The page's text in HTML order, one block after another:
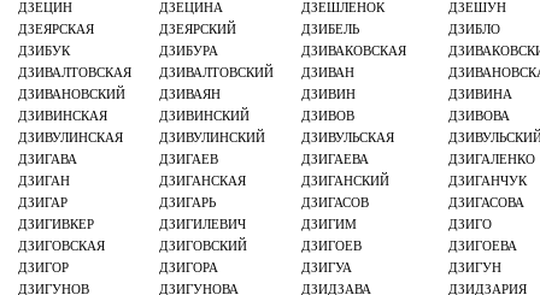
ДЗЕЦИН
ДЗЕЦИНА ДЗЕШЛЕНОК
ДЗЕШУН
ДЗЕЯРСКАЯ
ДЗЕЯРСКИЙ ДЗИБЕЛЬ
ДЗИБЛО
ДЗИБУК
ДЗИБУРА ДЗИВАКОВСКАЯ
ДЗИВАЛТОВСКАЯ
ДЗИВАЛТОВСКИЙ ДЗИВАН
ДЗИВАНОВСКИЙ
ДЗИВАЯН ДЗИВИН
ДЗИВИНА
ДЗИВИНСКАЯ
ДЗИВИНСКИЙ ДЗИВОВ
ДЗИВОВА
ДЗИВУЛИНСКАЯ
ДЗИВУЛИНСКИЙ ДЗИВУЛЬСКАЯ
ДЗИГАВА
ДЗИГАЕВ ДЗИГАЕВА
ДЗИГАЛЕНКО
ДЗИГАН
ДЗИГАНСКАЯ ДЗИГАНСКИЙ
ДЗИГАНЧУК
ДЗИГАР
ДЗИГАРЬ ДЗИГАСОВ
ДЗИГАСОВА
ДЗИГИВКЕР
ДЗИГИЛЕВИЧ ДЗИГИМ
ДЗИГО
ДЗИГОВСКАЯ
ДЗИГОВСКИЙ ДЗИГОЕВ
ДЗИГОЕВА
ДЗИГОР
ДЗИГОРА ДЗИГУА
ДЗИГУН
ДЗИГУНОВ
ДЗИГУНОВА ДЗИДЗАВА ДЗИДЗАРИЯ